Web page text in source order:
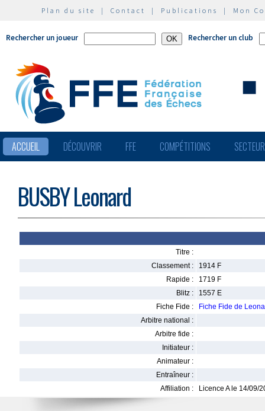
Plan du site | Contact | Publications | Mon
Rechercher un joueur Rechercher un club
ACCUEIL DÉCOUVRIR FFE COMPÉTITIONS
BUSBY Leonard
Titre :
Classement :
1914 F
Rapide :
1719 F
Blitz :
1557 E
Fiche Fide :
Fiche Fide de
Arbitre national :
Arbitre fide :
Initiateur :
Animateur :
Entraîneur :
Affiliation :
Licence A le 14/09/